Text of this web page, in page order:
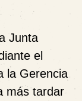
Junta
el
la Gerencia
más tardar